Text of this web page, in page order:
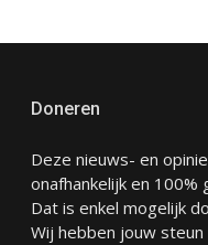
Doneren
Deze nieuws- en
onafhankelijk en
Dat is enkel mogelijk
Wij hebben jouw steun